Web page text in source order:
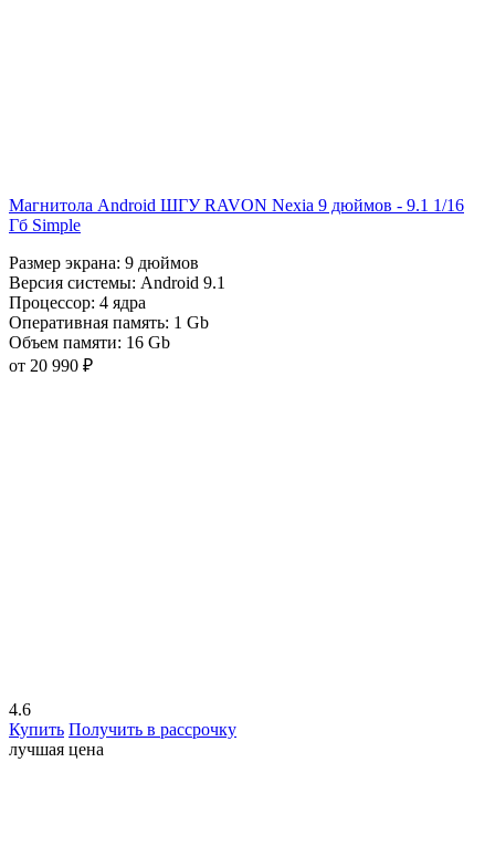
Магнитола Android ШГУ RAVON Nexia 9 дюймов - 9.1 1/16
Гб Simple
Размер экрана: 9 дюймов
Версия системы: Android 9.1
Процессор: 4 ядра
Оперативная память: 1 Gb
Объем памяти: 16 Gb
от 20 990 ₽
4.6
Купить Получить в рассрочку
лучшая цена